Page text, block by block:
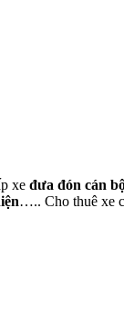
xe đưa đón cán
….. Cho thuê xe